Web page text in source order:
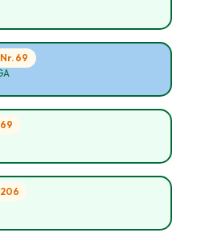
Nr. 69